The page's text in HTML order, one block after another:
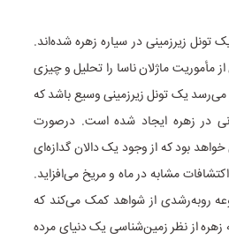
تونل زیرزمینی در سیاره زهره شده‌اند.
مأموریت ماژلان ناسا را تحلیل و چیزی
می‌رسد یک تونل زیرزمینی وسیع باشد که
در زهره ایجاد شده است. درصورت
بود که از وجود یک دالان گدازه‌ای
مشابه در ماه و مریخ می‌افزاید.
روبه‌رشدی از شواهد کمک می‌کند که
زهره از نظر زمین‌شناسی یک دنیای مرده